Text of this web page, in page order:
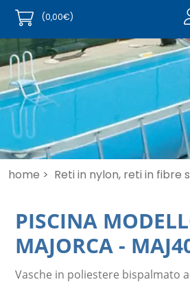
(0,00€)
home > Reti in nylon, reti in
PISCINA
MAJORCA -
Vasche in poliestere bispalmato